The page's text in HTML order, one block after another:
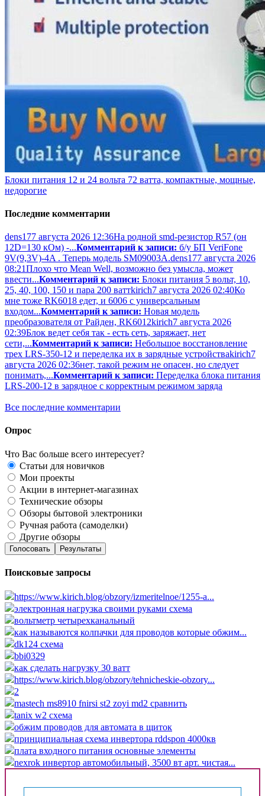
Блоки питания 12 и 24 вольта 72 ватта, компактные, мощные,
недорогие
Последние комментарии
dens177 августа 2026 12:36На родной smd-резистор R57 (он
12D=130 кОм) -...Комментарий к записи: б/у БП VeriFone
9V(9,3V)-4A . Теперь модель SM09003A.dens177 августа 2026
08:21Плохо что Mean Well, возможно без умысла, может
ввести...Комментарий к записи: Блоки питания 5 вольт, 10,
25, 40, 100, 150 и пара 200 ваттkirich7 августа 2026 02:40Ко
мне тоже RK6018 едет, и 6006 с универсальным
входом...Комментарий к записи: Новая модель
преобразователя от Райден, RK6012kirich7 августа 2026
02:39Блок ведет себя так - есть сеть, заряжает, нет
сети,...Комментарий к записи: Небольшое восстановление
трех LRS-350-12 и переделка их в зарядные устройстваkirich7
августа 2026 02:36нет, такой режим не опасен, но следует
понимать,...Комментарий к записи: Переделка блока питания
LRS-200-12 в зарядное с корректным режимом заряда
Все последние комментарии
Опрос
Что Вас больше всего интересует?
Статьи для новичков
Мои проекты
Акции в интернет-магазинах
Технические обзоры
Обзоры бытовой электроники
Ручная работа (самоделки)
Другие обзоры
Голосовать Результаты
Поисковые запросы
https://www.kirich.blog/obzory/izmeritelnoe/1255-a...
электронная нагрузка своими руками схема
вольтметр четырехканальный
как называются колпачки для проводов которые обжим...
dk124 схема
bbi0329
как сделать нагрузку 30 ватт
https://www.kirich.blog/obzory/tehnicheskie-obzory...
2
mastech ms8910 fnirsi st2 zoyi md2 сравнить
tanix w2 схема
обжим проводов для автомата в щиток
принципиальная схема инвертора rddspon 4000кв
плата входного питания основные элементы
nexrok инвертор автомобильный, 3500 вт арт. чистая...